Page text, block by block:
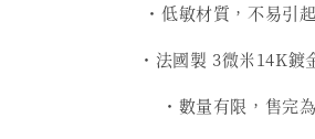
・低敏材質，不易引
・法國製 3微米14K鍍
・數量有限，售完